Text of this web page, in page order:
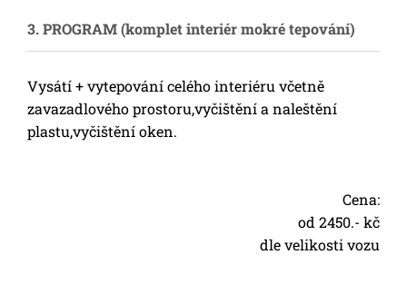
3. PROGRAM (komplet interiér mokré tepování)
Vysátí + vytepování celého interiéru včetně
zavazadlového prostoru,vyčištění a naleštění
plastu,vyčištění oken.
Cena:
od 2450.- kč
dle velikosti vozu